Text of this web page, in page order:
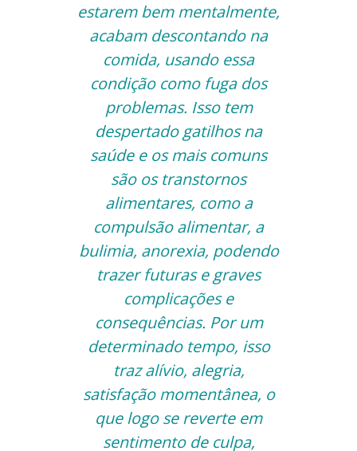
estarem bem mentalmente,
acabam descontando na
comida, usando essa
condição como fuga dos
problemas. Isso tem
despertado gatilhos na
saúde e os mais comuns
são os transtornos
alimentares, como a
compulsão alimentar, a
bulimia, anorexia, podendo
trazer futuras e graves
complicações e
consequências. Por um
determinado tempo, isso
traz alívio, alegria,
satisfação momentânea, o
que logo se reverte em
sentimento de culpa,